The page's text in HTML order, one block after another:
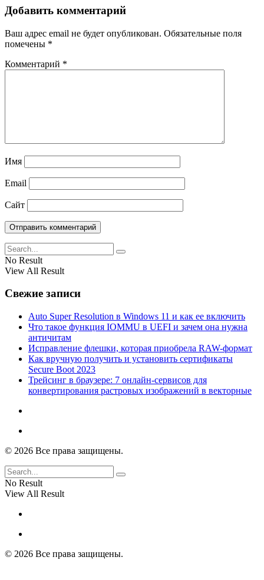
Добавить комментарий
Ваш адрес email не будет опубликован. Обязательные поля
помечены *
Комментарий *
Имя
Email
Сайт
No Result
View All Result
Свежие записи
Auto Super Resolution в Windows 11 и как ее включить
Что такое функция IOMMU в UEFI и зачем она нужна
античитам
Исправление флешки, которая приобрела RAW-формат
Как вручную получить и установить сертификаты
Secure Boot 2023
Трейсинг в браузере: 7 онлайн-сервисов для
конвертирования растровых изображений в векторные
© 2026 Все права защищены.
No Result
View All Result
© 2026 Все права защищены.